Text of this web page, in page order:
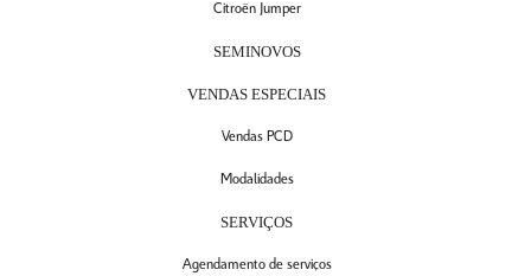
Citroën Jumper
SEMINOVOS
VENDAS ESPECIAIS
Vendas PCD
Modalidades
SERVIÇOS
Agendamento de serviços